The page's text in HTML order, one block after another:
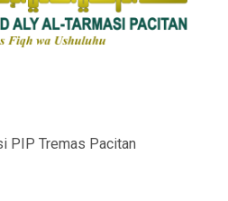
PIP Tremas Pacitan